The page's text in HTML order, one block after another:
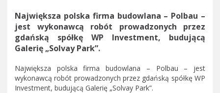
Największa polska firma budowlana – Polbau –
jest wykonawcą robót prowadzonych przez
gdańską spółkę WP Investment, budującą
Galerię „Solvay Park”.
Największa polska firma budowlana – Polbau – jest
wykonawcą robót prowadzonych przez gdańską spółkę WP
Investment, budującą Galerię „Solvay Park”.